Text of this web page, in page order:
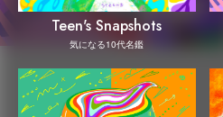
Teen's Snapshots
気になる10代名鑑